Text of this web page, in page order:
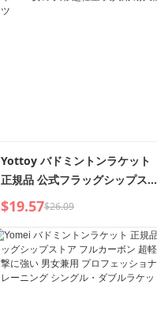
Yottoy バドミントンラケット
正規品 公式フラッグシップスト
ア フルカーボンファイバー 女の
ツ
$19.57$26.09